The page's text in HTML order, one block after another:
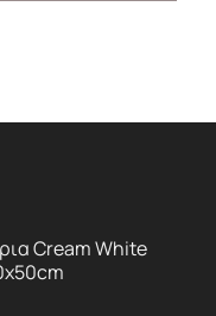
Cream White